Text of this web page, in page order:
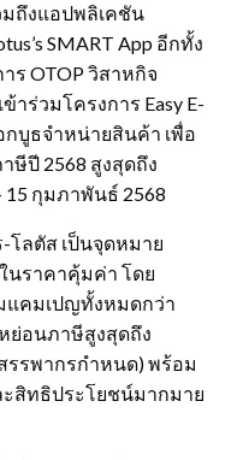
มถึงแอปพลิเคชัน
SMART App อีกทั้ง
ร OTOP วิสาหกิจ
ร่วมโครงการ Easy E-
บูธจำหน่ายสินค้า เพื่อ
ปี 2568 สูงสุดถึง
15 กุมภาพันธ์ 2568
โลตัส เป็นจุดหมาย
นราคาคุ้มค่า โดย
แคมเปญทั้งหมดกว่า
ย่อนภาษีสูงสุดถึง
รรพากรกำหนด) พร้อม
สิทธิประโยชน์มากมาย